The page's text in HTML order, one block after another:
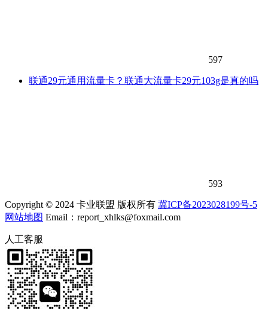
597
联通29元通用流量卡？联通大流量卡29元103g是真的吗
593
Copyright © 2024 卡业联盟 版权所有 冀ICP备2023028199号-5
网站地图 Email：report_xhlks@foxmail.com
人工客服